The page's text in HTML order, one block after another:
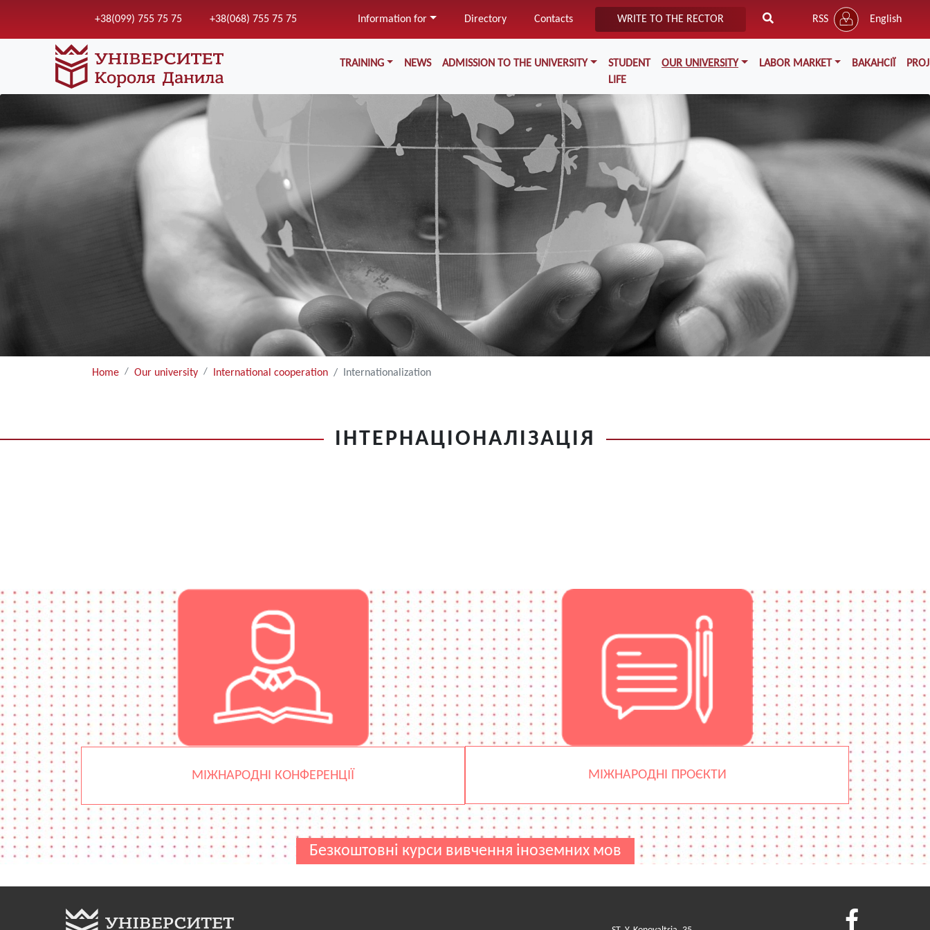
to
main
content
+38(099) 755 75 75 +38(068) 755 75 75 Information for Directory Contacts WRITE TO THE RECTOR RSS English
Меню у хедері
TRAINING NEWS ADMISSION TO THE UNIVERSITY
STUDENT
LIFE
OUR UNIVERSITY LABOR MARKET ВАКАНСІЇ
Home Our university International cooperation Internationalization
ІНТЕРНАЦІОНАЛІЗАЦІЯ
МІЖНАРОДНІ КОНФЕРЕНЦІЇ МІЖНАРОДНІ ПРОЄКТИ
Безкоштовні курси вивчення іноземних мов